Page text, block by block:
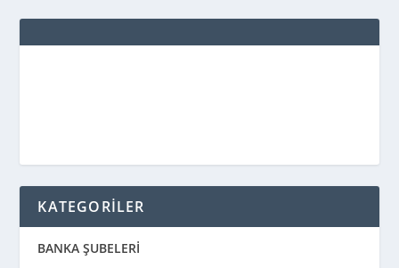
KATEGORİLER
BANKA ŞUBELERİ